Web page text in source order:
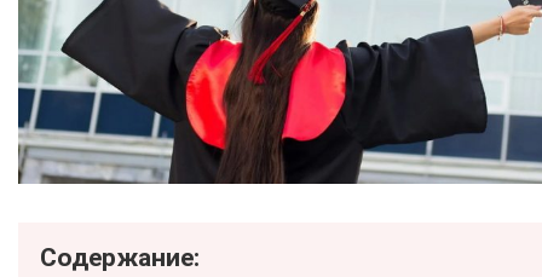
Содержание: